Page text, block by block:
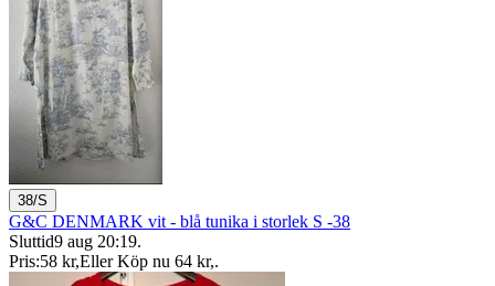
38/S
G&C DENMARK vit - blå tunika i storlek S -38
Sluttid9 aug 20:19.
Pris:58 kr,Eller Köp nu 64 kr,.